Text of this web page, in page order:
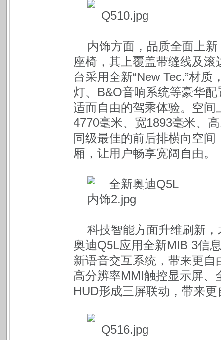
内饰方面，品质全面上
座椅，其上覆盖带缝线及
台采用全新“New Tec.”材
灯、B&O音响系统等豪华
适而自由的驾乘体验。空
4770毫米、宽1893毫米、
同级最佳的前后排横向空
厢，让用户畅享宽阔自由。
科技智能方面升维刷新
奥迪Q5L应用全新MIB 3信
新语音交互系统，带来更
高分辨率MMI触控显示屏、
HUD形成三屏联动，带来